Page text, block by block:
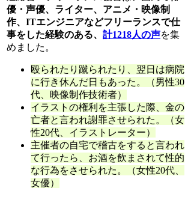
優・声優、ライター、アニメ・映像制
作、ITエンジニアなどフリーランスで仕
事をした経験のある、 計1218人の声を集
めました。
殴られたり蹴られたり、翌日は病院
に行き休んだ日もあった。（男性30
代、映像制作技術者）
イラストの権利を主張した際、金の
亡者と言われ謝罪させられた。（女
性20代、イラストレーター）
主催者の自宅で稽古をすると言われ
て行ったら、お酒を飲まされて性的
な行為をさせられた。（女性20代、
女優）